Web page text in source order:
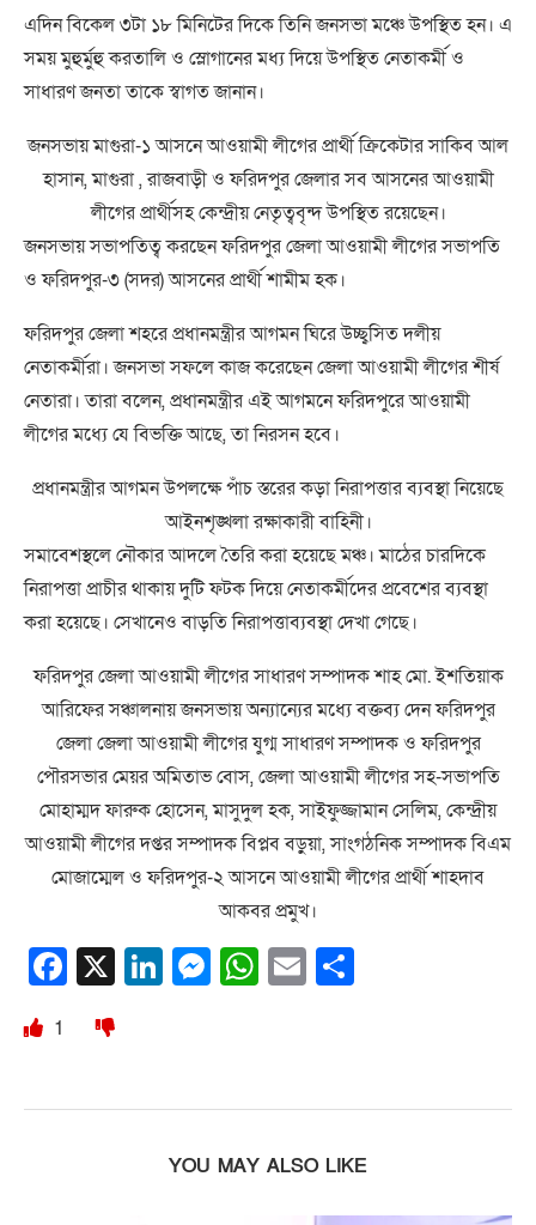
এদিন বিকেল ৩টা ১৮ মিনিটের দিকে তিনি জনসভা মঞ্চে উপস্থিত হন। এ
সময় মুহুর্মুহু করতালি ও স্লোগানের মধ্য দিয়ে উপস্থিত নেতাকর্মী ও
সাধারণ জনতা তাকে স্বাগত জানান।
জনসভায় মাগুরা-১ আসনে আওয়ামী লীগের প্রার্থী ক্রিকেটার সাকিব আল
হাসান, মাগুরা , রাজবাড়ী ও ফরিদপুর জেলার সব আসনের আওয়ামী
লীগের প্রার্থীসহ কেন্দ্রীয় নেতৃত্ববৃন্দ উপস্থিত রয়েছেন।
জনসভায় সভাপতিত্ব করছেন ফরিদপুর জেলা আওয়ামী লীগের সভাপতি
ও ফরিদপুর-৩ (সদর) আসনের প্রার্থী শামীম হক।
ফরিদপুর জেলা শহরে প্রধানমন্ত্রীর আগমন ঘিরে উচ্ছ্বসিত দলীয়
নেতাকর্মীরা। জনসভা সফলে কাজ করেছেন জেলা আওয়ামী লীগের শীর্ষ
নেতারা। তারা বলেন, প্রধানমন্ত্রীর এই আগমনে ফরিদপুরে আওয়ামী
লীগের মধ্যে যে বিভক্তি আছে, তা নিরসন হবে।
প্রধানমন্ত্রীর আগমন উপলক্ষে পাঁচ স্তরের কড়া নিরাপত্তার ব্যবস্থা নিয়েছে
আইনশৃঙ্খলা রক্ষাকারী বাহিনী।
সমাবেশস্থলে নৌকার আদলে তৈরি করা হয়েছে মঞ্চ। মাঠের চারদিকে
নিরাপত্তা প্রাচীর থাকায় দুটি ফটক দিয়ে নেতাকর্মীদের প্রবেশের ব্যবস্থা
করা হয়েছে। সেখানেও বাড়তি নিরাপত্তাব্যবস্থা দেখা গেছে।
ফরিদপুর জেলা আওয়ামী লীগের সাধারণ সম্পাদক শাহ মো. ইশতিয়াক
আরিফের সঞ্চালনায় জনসভায় অন্যান্যের মধ্যে বক্তব্য দেন ফরিদপুর
জেলা জেলা আওয়ামী লীগের যুগ্ম সাধারণ সম্পাদক ও ফরিদপুর
পৌরসভার মেয়র অমিতাভ বোস, জেলা আওয়ামী লীগের সহ-সভাপতি
মোহাম্মদ ফারুক হোসেন, মাসুদুল হক, সাইফুজ্জামান সেলিম, কেন্দ্রীয়
আওয়ামী লীগের দপ্তর সম্পাদক বিপ্লব বড়ুয়া, সাংগঠনিক সম্পাদক বিএম
মোজাম্মেল ও ফরিদপুর-২ আসনে আওয়ামী লীগের প্রার্থী শাহদাব
আকবর প্রমুখ।
Facebook
X LinkedIn
Messenger
WhatsApp
Email
1
YOU MAY ALSO LIKE